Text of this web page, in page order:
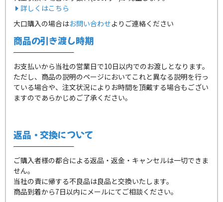
詳しくはこちら
大口購入の場合はお問い合わせよりご連絡ください
商品の引き渡し時期
お支払いから当社の営業日で10日以内でのお渡しとなります。
ただし、商品の説明のページにおいてこれと異なる説明を行っ
ている場合や、注文状況によりお時間を頂戴する場合もござい
ますのであらかじめご了承ください。
返品・交換について
ご購入者様の都合による返品・返金・キャンセルは一切できま
せん。
当社の責に帰する不良品は良品と交換いたします。
商品到着から7日以内にメールにてご相談ください。